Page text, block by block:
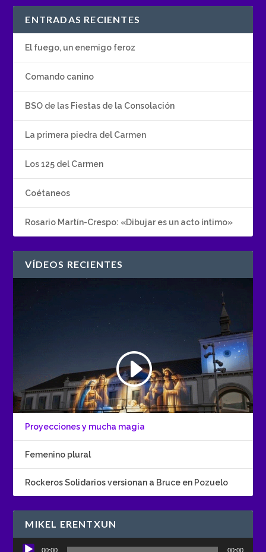
ENTRADAS RECIENTES
El fuego, un enemigo feroz
Comando canino
BSO de las Fiestas de la Consolación
La primera piedra del Carmen
Los 125 del Carmen
Coétaneos
Rosario Martín-Crespo: «Dibujar es un acto íntimo»
VÍDEOS RECIENTES
Proyecciones y mucha magia
Femenino plural
Rockeros Solidarios versionan a Bruce en Pozuelo
MIKEL ERENTXUN
Reproductor
00:00 00:00